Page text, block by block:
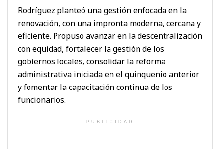
Rodríguez planteó una gestión enfocada en la
renovación, con una impronta moderna, cercana y
eficiente. Propuso avanzar en la descentralización
con equidad, fortalecer la gestión de los
gobiernos locales, consolidar la reforma
administrativa iniciada en el quinquenio anterior
y fomentar la capacitación continua de los
funcionarios.
PUBLICIDAD